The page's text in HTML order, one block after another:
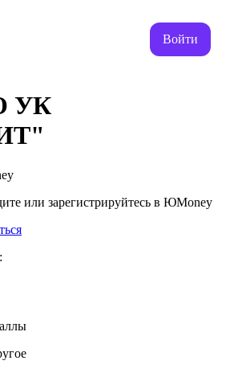
Войти
УК
или зарегистрируйтесь в ЮMoney